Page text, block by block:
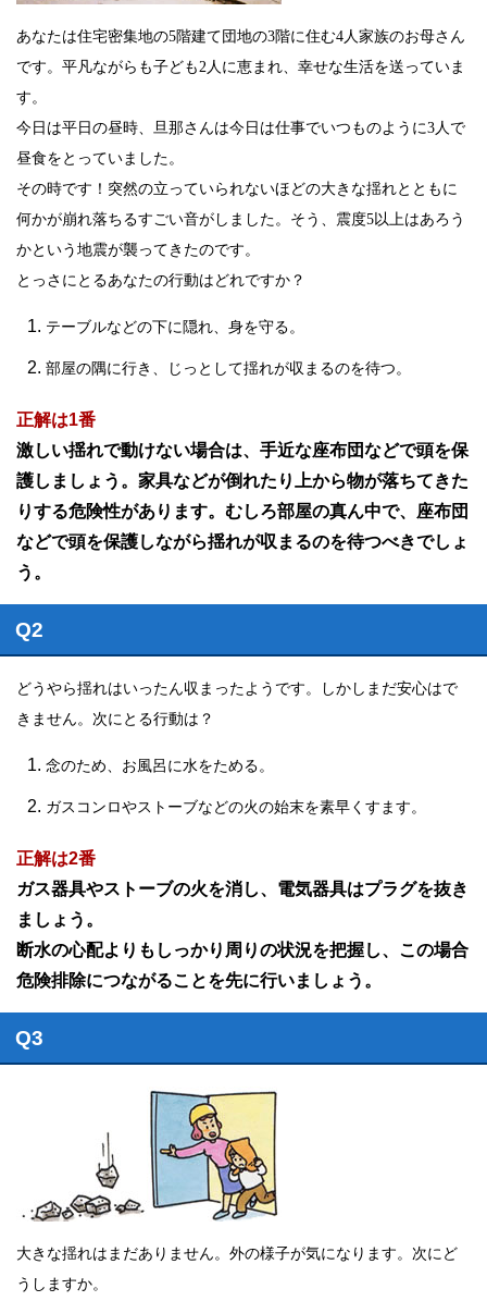
あなたは住宅密集地の5階建て団地の3階に住む4人家族のお母さん
です。平凡ながらも子ども2人に恵まれ、幸せな生活を送っていま
す。
今日は平日の昼時、旦那さんは今日は仕事でいつものように3人で
昼食をとっていました。
その時です！突然の立っていられないほどの大きな揺れとともに
何かが崩れ落ちるすごい音がしました。そう、震度5以上はあろう
かという地震が襲ってきたのです。
とっさにとるあなたの行動はどれですか？
テーブルなどの下に隠れ、身を守る。
部屋の隅に行き、じっとして揺れが収まるのを待つ。
正解は1番
激しい揺れで動けない場合は、手近な座布団などで頭を保
護しましょう。家具などが倒れたり上から物が落ちてきた
りする危険性があります。むしろ部屋の真ん中で、座布団
などで頭を保護しながら揺れが収まるのを待つべきでしょ
う。
Q2
どうやら揺れはいったん収まったようです。しかしまだ安心はで
きません。次にとる行動は？
念のため、お風呂に水をためる。
ガスコンロやストーブなどの火の始末を素早くすます。
正解は2番
ガス器具やストーブの火を消し、電気器具はプラグを抜き
ましょう。
断水の心配よりもしっかり周りの状況を把握し、この場合
危険排除につながることを先に行いましょう。
Q3
大きな揺れはまだありません。外の様子が気になります。次にど
うしますか。